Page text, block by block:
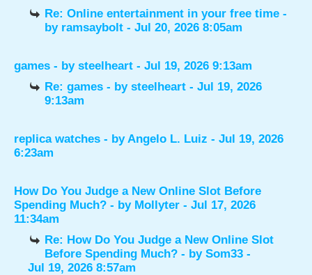
Re: Online entertainment in your free time -
by ramsaybolt - Jul 20, 2026 8:05am
games - by steelheart - Jul 19, 2026 9:13am
Re: games - bysteelheart - Jul 19, 2026
9:13am
replica watches - byAngelo L. Luiz - Jul 19, 2026
6:23am
How Do You Judge a New Online Slot Before
Spending Much? - by Mollyter - Jul 17, 2026
11:34am
Re: How Do You Judge a New Online Slot
Before Spending Much? - bySom33 -
Jul 19, 2026 8:57am